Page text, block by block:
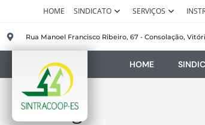
HOME SINDICATO SERVIÇOS
Rua Manoel Francisco Ribeiro, 67 - Consolação,
HOME
Blog